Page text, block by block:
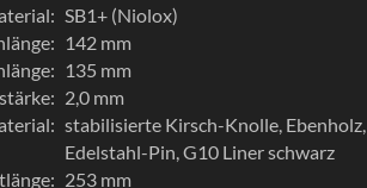
SB1+ (Niolox)
142 mm
135 mm
2,0 mm
stabilisierte Kirsch-Knolle, Ebenholz,
Edelstahl-Pin, G10 Liner schwarz
253 mm